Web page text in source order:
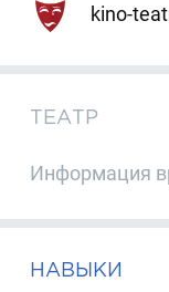
kino-
ТЕАТР
Информация
НАВЫКИ